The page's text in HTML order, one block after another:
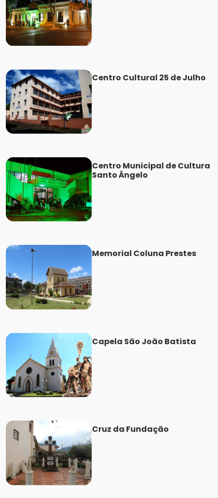
Centro Cultural 25 de Julho
Centro Municipal de Cultura
Santo Ângelo
Memorial Coluna Prestes
Capela São João Batista
Cruz da Fundação